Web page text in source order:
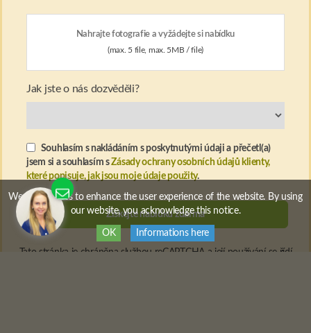
Nahrajte fotografie a vyžádejte si nabídku
(max. 5 file, max. 5MB / file)
Jak jste o nás dozvěděli?
Souhlasím s nakládáním s poskytnutými údaji a přečetl(a)
jsem si a souhlasím sZásady ochrany osobních údajů klienty,
které popisuje, jak jsou moje údaje použity.
Tato stránka je chráněna službou reCAPTCHA a její používání se řídí
We use cookies to enhance the user experience of the website. By using
our website, you acknowledge this notice.
OK Informations here